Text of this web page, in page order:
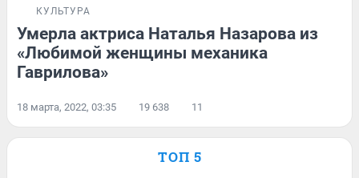
КУЛЬТУРА
Умерла актриса Наталья Назарова из
«Любимой женщины механика
Гаврилова»
18 марта, 2022, 03:35 19 638 11
ТОП 5